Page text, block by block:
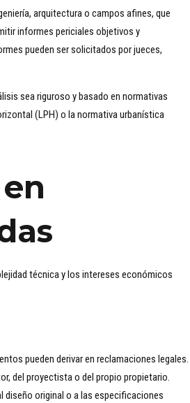
arquitectura o campos afines, que
informes periciales objetivos y
pueden ser solicitados por jueces,
sea riguroso y basado en normativas
(LPH) o la normativa urbanística
técnica y los intereses económicos
pueden derivar en reclamaciones legales.
del proyectista o del propio propietario.
diseño original o a las especificaciones